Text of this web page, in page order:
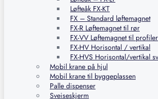
Løfteåk FX-KT
FX – Standard løftemagnet
FX-R Løftemagnet til rør
FX-VV Løftemagnet til profiler
FX-HV Horisontal / vertikal
FX-HVS Horisontal/vertikal
Mobil krane på hjul
Mobil krane til byggeplassen
Palle dispenser
Sveiseskjerm